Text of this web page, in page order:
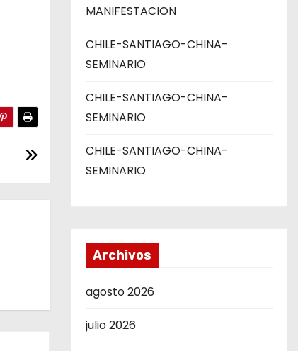
MANIFESTACION
CHILE-SANTIAGO-CHINA-
SEMINARIO
CHILE-SANTIAGO-CHINA-
SEMINARIO
CHILE-SANTIAGO-CHINA-
SEMINARIO
Archivos
agosto 2026
julio 2026